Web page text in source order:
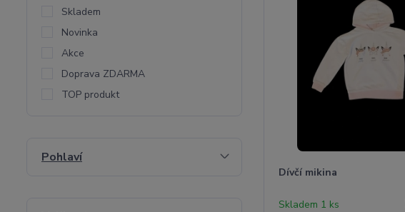
Dívčí mikina
Skladem 1 ks
Skladem
Novinka
Akce
Doprava ZDARMA
TOP produkt
Pohlaví